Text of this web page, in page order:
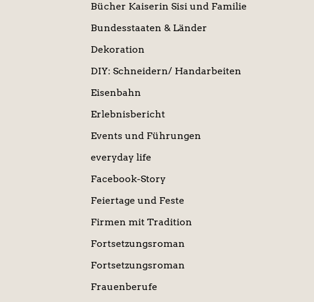
Bücher Kaiserin Sisi und Familie
Bundesstaaten & Länder
Dekoration
DIY: Schneidern/ Handarbeiten
Eisenbahn
Erlebnisbericht
Events und Führungen
everyday life
Facebook-Story
Feiertage und Feste
Firmen mit Tradition
Fortsetzungsroman
Fortsetzungsroman
Frauenberufe